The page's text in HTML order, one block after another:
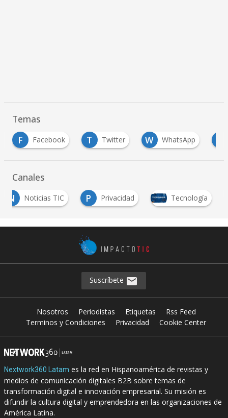
Temas
T Twitter W WhatsApp Z Zoho
Canales
N
Noticias TIC P Privacidad Tecnología
Suscríbete
Nosotros Periodistas Etiquetas
Rss Feed
Terminos y Condiciones
Privacidad Cookie Center
Nextwork360 Latam es la red en Hispanoamérica de revistas y
medios de comunicación digitales B2B sobre temas de
transformación digital e innovación empresarial. Su misión es
difundir la cultura digital y emprendedora en las organizaciones de
América Latina.